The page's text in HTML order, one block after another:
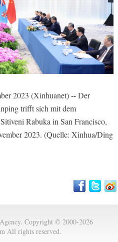
2023 (Xinhuanet) -- Der
trifft sich mit dem
Rabuka in San Francisco,
2023. (Quelle: Xinhua/Ding
Copyright © 2000-2026
All rights reserved.